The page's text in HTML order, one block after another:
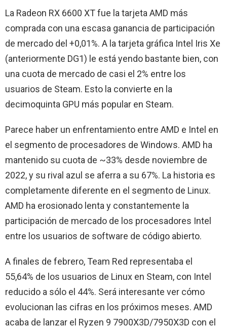
La Radeon RX 6600 XT fue la tarjeta AMD más
comprada con una escasa ganancia de participación
de mercado del +0,01%. A la tarjeta gráfica Intel Iris Xe
(anteriormente DG1) le está yendo bastante bien, con
una cuota de mercado de casi el 2% entre los
usuarios de Steam. Esto la convierte en la
decimoquinta GPU más popular en Steam.
Parece haber un enfrentamiento entre AMD e Intel en
el segmento de procesadores de Windows. AMD ha
mantenido su cuota de ~33% desde noviembre de
2022, y su rival azul se aferra a su 67%. La historia es
completamente diferente en el segmento de Linux.
AMD ha erosionado lenta y constantemente la
participación de mercado de los procesadores Intel
entre los usuarios de software de código abierto.
A finales de febrero, Team Red representaba el
55,64% de los usuarios de Linux en Steam, con Intel
reducido a sólo el 44%. Será interesante ver cómo
evolucionan las cifras en los próximos meses. AMD
acaba de lanzar el Ryzen 9 7900X3D/7950X3D con el